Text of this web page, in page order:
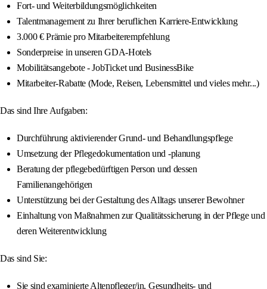
Fort- und Weiterbildungsmöglichkeiten
Talentmanagement zu Ihrer beruflichen Karriere-Entwicklung
3.000 € Prämie pro Mitarbeiterempfehlung
Sonderpreise in unseren GDA-Hotels
Mobilitätsangebote - JobTicket und BusinessBike
Mitarbeiter-Rabatte (Mode, Reisen, Lebensmittel und vieles mehr...)
Das sind Ihre Aufgaben:
Durchführung aktivierender Grund- und Behandlungspflege
Umsetzung der Pflegedokumentation und -planung
Beratung der pflegebedürftigen Person und dessen
Familienangehörigen
Unterstützung bei der Gestaltung des Alltags unserer Bewohner
Einhaltung von Maßnahmen zur Qualitätssicherung in der Pflege und
deren Weiterentwicklung
Das sind Sie:
Sie sind examinierte Altenpfleger/in, Gesundheits- und